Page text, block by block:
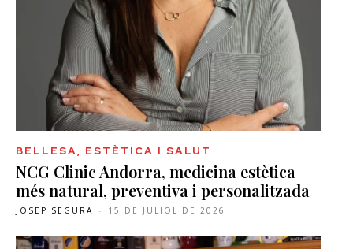
BELLESA, ESTÈTICA I SALUT
NCG Clinic Andorra, medicina estètica
més natural, preventiva i personalitzada
JOSEP SEGURA - 15 DE JULIOL DE 2026